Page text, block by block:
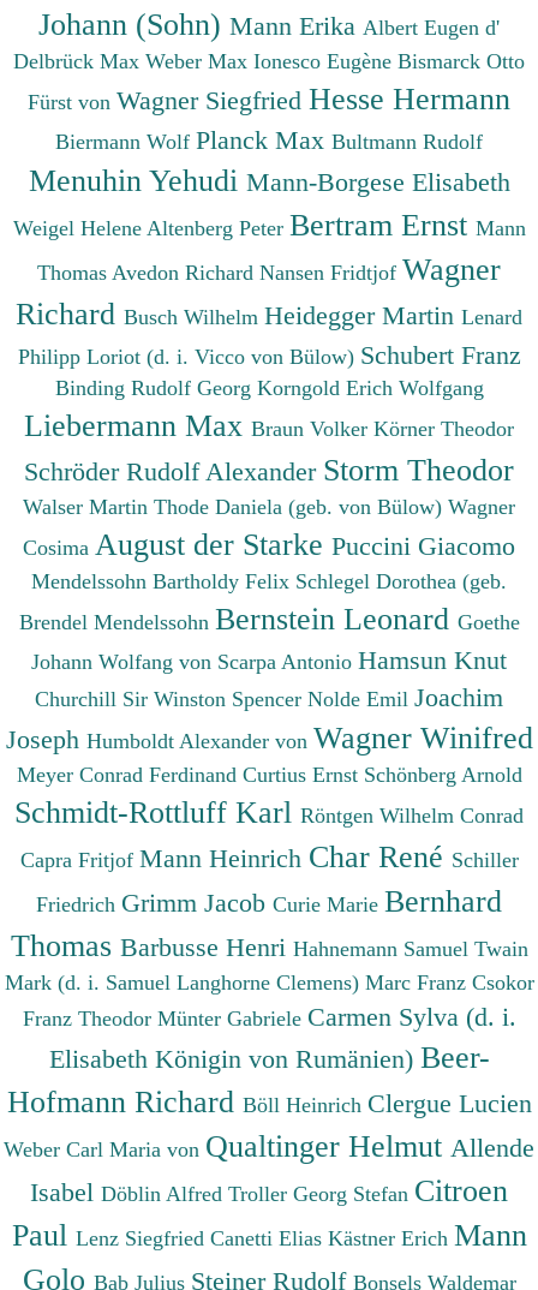
Johann (Sohn) Mann Erika Albert Eugen d'
Delbrück Max Weber Max Ionesco Eugène Bismarck Otto
Fürst von Wagner Siegfried Hesse Hermann
Biermann Wolf Planck Max Bultmann Rudolf
Menuhin Yehudi Mann-Borgese Elisabeth
Weigel Helene Altenberg Peter Bertram Ernst Mann
Thomas Avedon Richard Nansen Fridtjof Wagner
Richard Busch Wilhelm Heidegger Martin Lenard
Philipp Loriot (d. i. Vicco von Bülow) Schubert Franz
Binding Rudolf Georg Korngold Erich Wolfgang
Liebermann Max Braun Volker Körner Theodor
Schröder Rudolf Alexander Storm Theodor
Walser Martin Thode Daniela (geb. von Bülow) Wagner
Cosima August der Starke Puccini Giacomo
Mendelssohn Bartholdy Felix Schlegel Dorothea (geb.
Brendel Mendelssohn Bernstein Leonard Goethe
Johann Wolfang von Scarpa Antonio Hamsun Knut
Churchill Sir Winston Spencer Nolde Emil Joachim
Joseph Humboldt Alexander von Wagner Winifred
Meyer Conrad Ferdinand Curtius Ernst Schönberg Arnold
Schmidt-Rottluff Karl Röntgen Wilhelm Conrad
Capra Fritjof Mann Heinrich Char René Schiller
Friedrich Grimm Jacob Curie Marie Bernhard
Thomas Barbusse Henri Hahnemann Samuel Twain
Mark (d. i. Samuel Langhorne Clemens) Marc Franz Csokor
Franz Theodor Münter Gabriele Carmen Sylva (d. i.
Elisabeth Königin von Rumänien) Beer-
Hofmann Richard Böll Heinrich Clergue Lucien
Weber Carl Maria von Qualtinger Helmut Allende
Isabel Döblin Alfred Troller Georg Stefan Citroen
Paul Lenz Siegfried Canetti Elias Kästner Erich Mann
Golo Bab Julius Steiner Rudolf Bonsels Waldemar